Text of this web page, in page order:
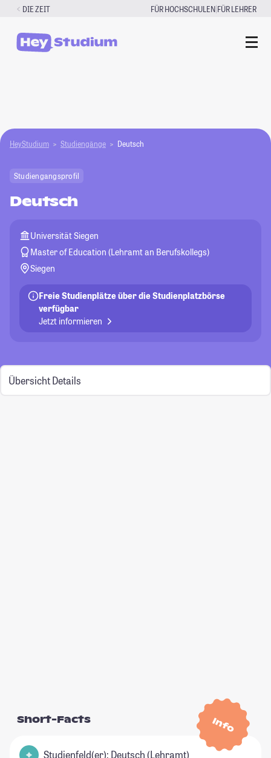
Zum
springen
DIE ZEIT FÜR HOCHSCHULEN|FÜR LEHRER
HeyStudium Studiengänge Deutsch
Studiengangsprofil
Deutsch
Universität Siegen
Master of Education (Lehramt an Berufskollegs)
Siegen
Freie Studienplätze über die Studienplatzbörse
verfügbar
Jetzt informieren
Übersicht Details
Info
Short-Facts
Studienfeld(er): Deutsch (Lehramt)